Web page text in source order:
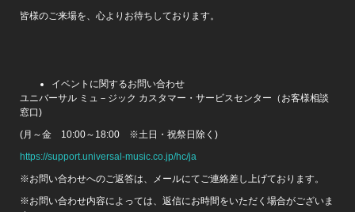
皆様のご来場を、心よりお待ちしております。
イベントに関するお問い合わせ
ユニバーサル ミュ－ジック カスタマー・サービスセンター（お客様相談
窓口)
(月～金 10:00～18:00 ※土日・祝祭日除く)
https://support.universal-music.co.jp/hc/ja
※お問い合わせへのご返答は、メールにてご連絡差し上げております。
※お問い合わせ内容によっては、返信にお時間をいただく場合がございま